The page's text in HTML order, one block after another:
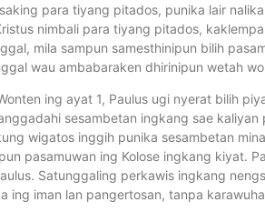
para tiyang pitados, punika lair
nimbali para tiyang pitados,
mila sampun samesthinipun bilih
wau ambabaraken dhirinipun wetah
ing ayat 1, Paulus ugi nyerat bilih
sesambetan ingkang sae
wigatos inggih punika sesambetan
pasamuwan ing Kolose ingkang kiyat.
Satunggaling perkawis ingkang
ing iman lan pangertosan, tanpa